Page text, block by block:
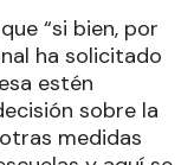
“si bien, por
ha solicitado
estén
sobre la
medidas